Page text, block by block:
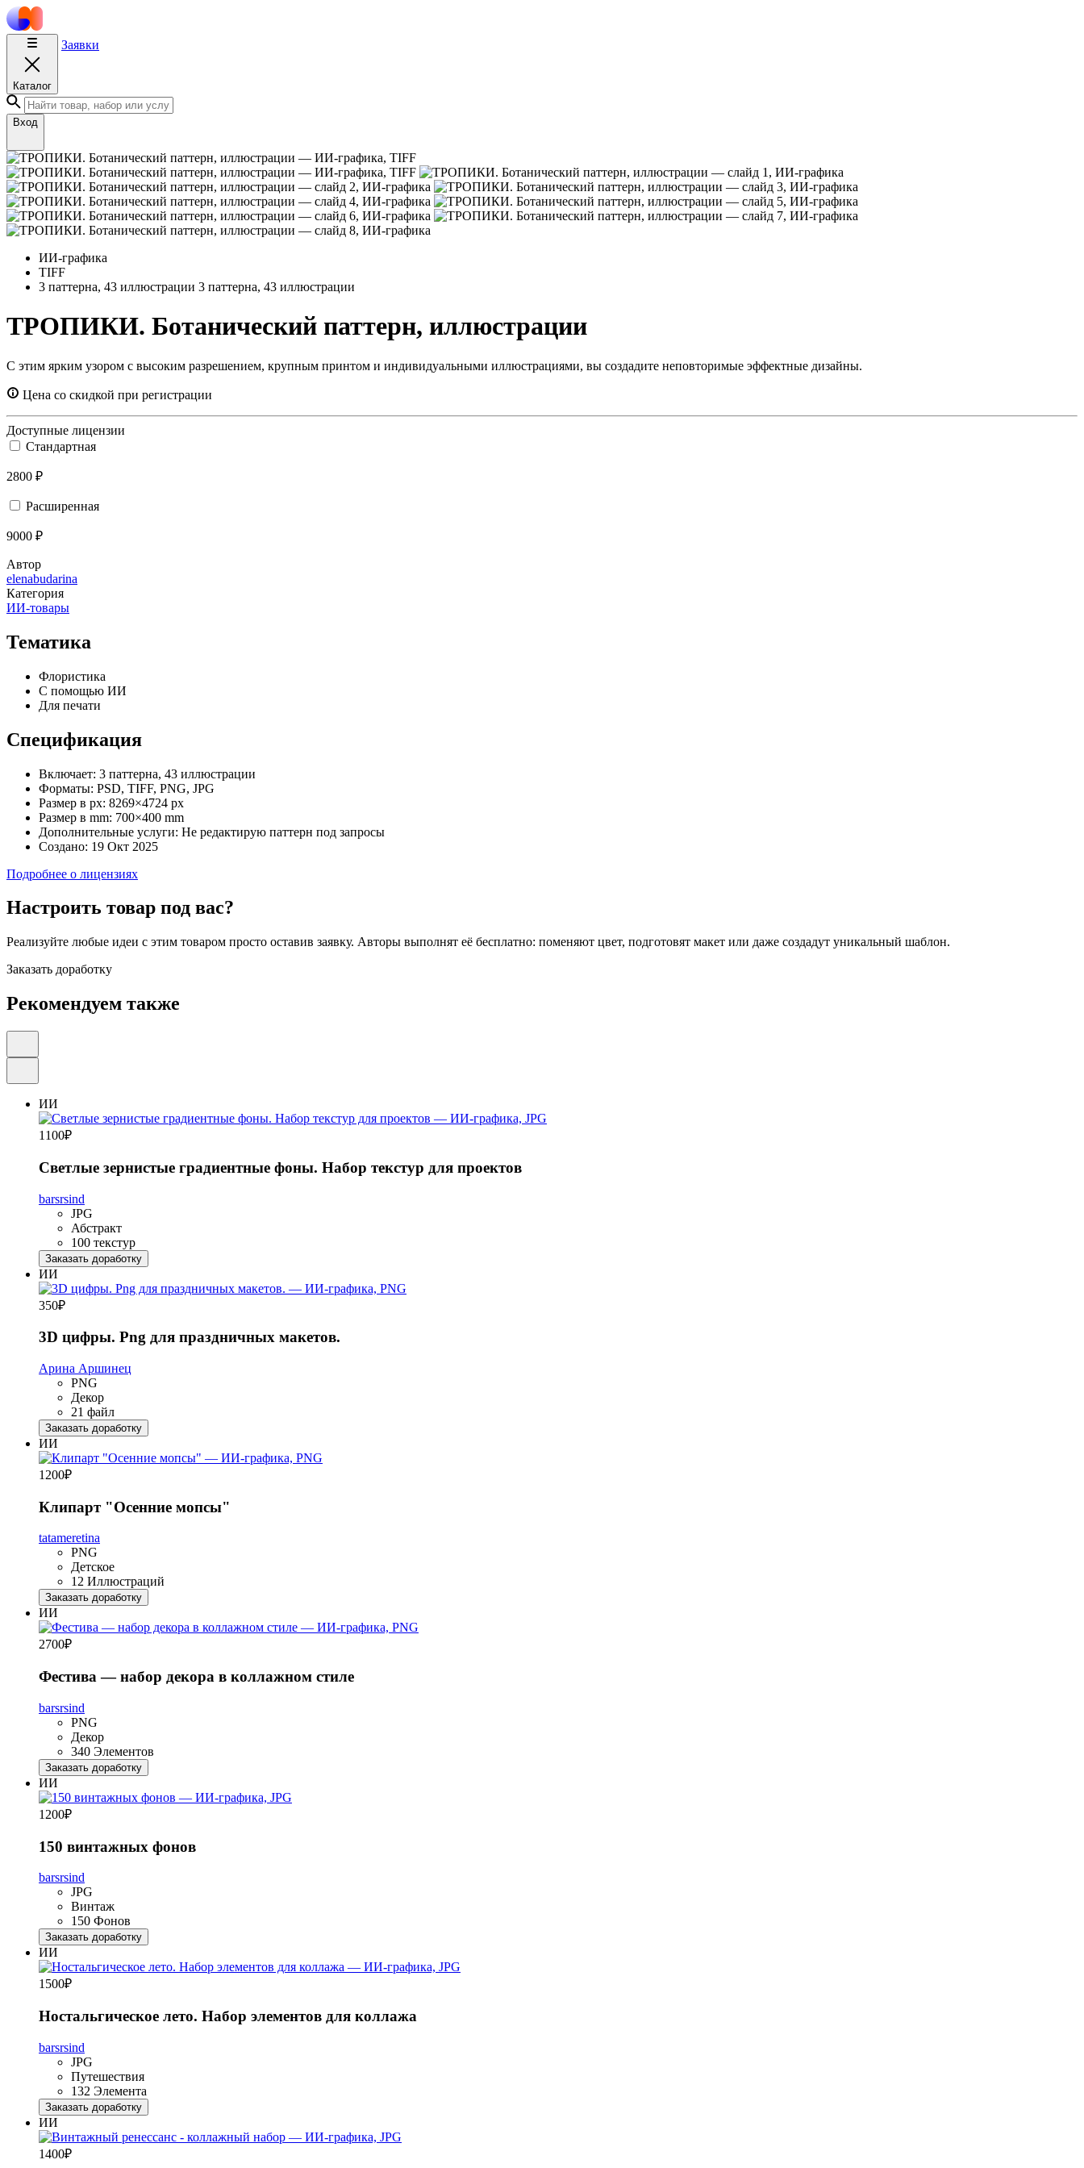
Каталог
Заявки
Вход
ИИ-графика
TIFF
3 паттерна, 43 иллюстрации 3 паттерна, 43 иллюстрации
ТРОПИКИ. Ботанический паттерн, иллюстрации
С этим ярким узором с высоким разрешением, крупным принтом и индивидуальными иллюстрациями, вы создадите неповторимые эффектные дизайны.
Цена со скидкой при регистрации
Доступные лицензии
Стандартная
2800 ₽
Расширенная
9000 ₽
Автор
elenabudarina
Категория
ИИ-товары
Тематика
Флористика
С помощью ИИ
Для печати
Спецификация
Включает: 3 паттерна, 43 иллюстрации
Форматы: PSD, TIFF, PNG, JPG
Размер в px: 8269×4724 px
Размер в mm: 700×400 mm
Дополнительные услуги: Не редактирую паттерн под запросы
Создано: 19 Окт 2025
Подробнее о лицензиях
Настроить товар под вас?
Реализуйте любые идеи с этим товаром просто оставив заявку. Авторы выполнят её бесплатно: поменяют цвет, подготовят макет или даже создадут уникальный шаблон.
Заказать доработку
Рекомендуем также
ИИ
1100₽
Светлые зернистые градиентные фоны. Набор текстур для проектов
barsrsind
JPG
Абстракт
100 текстур
Заказать доработку
ИИ
350₽
3D цифры. Png для праздничных макетов.
Арина Аршинец
PNG
Декор
21 файл
Заказать доработку
ИИ
1200₽
Клипарт "Осенние мопсы"
tatameretina
PNG
Детское
12 Иллюстраций
Заказать доработку
ИИ
2700₽
Фестива — набор декора в коллажном стиле
barsrsind
PNG
Декор
340 Элементов
Заказать доработку
ИИ
1200₽
150 винтажных фонов
barsrsind
JPG
Винтаж
150 Фонов
Заказать доработку
ИИ
1500₽
Ностальгическое лето. Набор элементов для коллажа
barsrsind
JPG
Путешествия
132 Элемента
Заказать доработку
ИИ
1400₽